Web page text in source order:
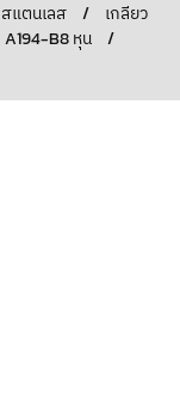
แตนเลส /
เกลียว
A194-B8 หุน
/